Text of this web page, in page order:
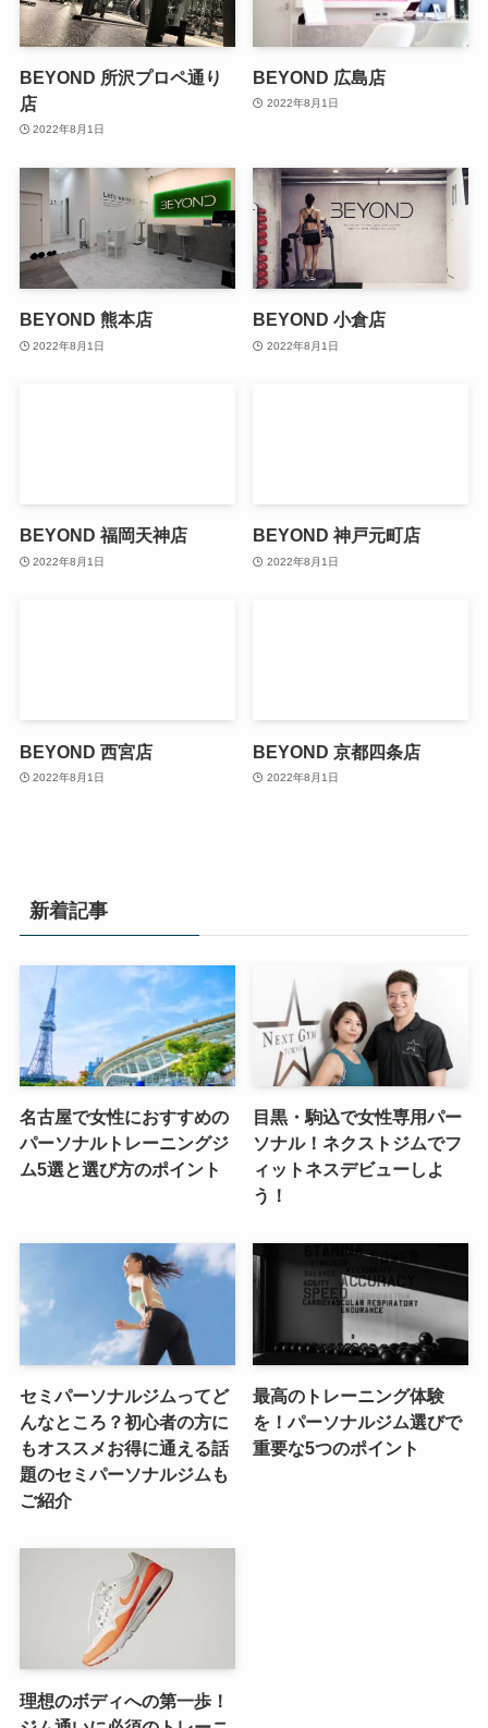
BEYOND 所沢プロペ通り
店
2022年8月1日
BEYOND 広島店
2022年8月1日
BEYOND 熊本店
2022年8月1日
BEYOND 小倉店
2022年8月1日
BEYOND 福岡天神店
2022年8月1日
BEYOND 神戸元町店
2022年8月1日
BEYOND 西宮店
2022年8月1日
BEYOND 京都四条店
2022年8月1日
新着記事
名古屋で女性におすすめの
パーソナルトレーニングジ
ム5選と選び方のポイント
目黒・駒込で女性専用パー
ソナル！ネクストジムでフ
ィットネスデビューしよ
う！
セミパーソナルジムってど
んなところ？初心者の方に
もオススメお得に通える話
題のセミパーソナルジムも
ご紹介
最高のトレーニング体験
を！パーソナルジム選びで
重要な5つのポイント
理想のボディへの第一歩！